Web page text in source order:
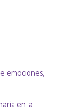
emociones,
en la